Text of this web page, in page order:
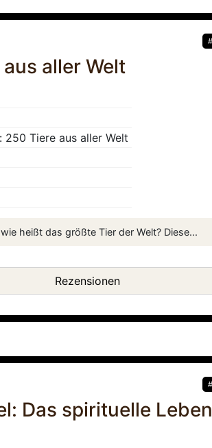
aller Welt
250 Tiere aus aller Welt
heißt das größte Tier der Welt? Diese...
Rezensionen
Das spirituelle Leben